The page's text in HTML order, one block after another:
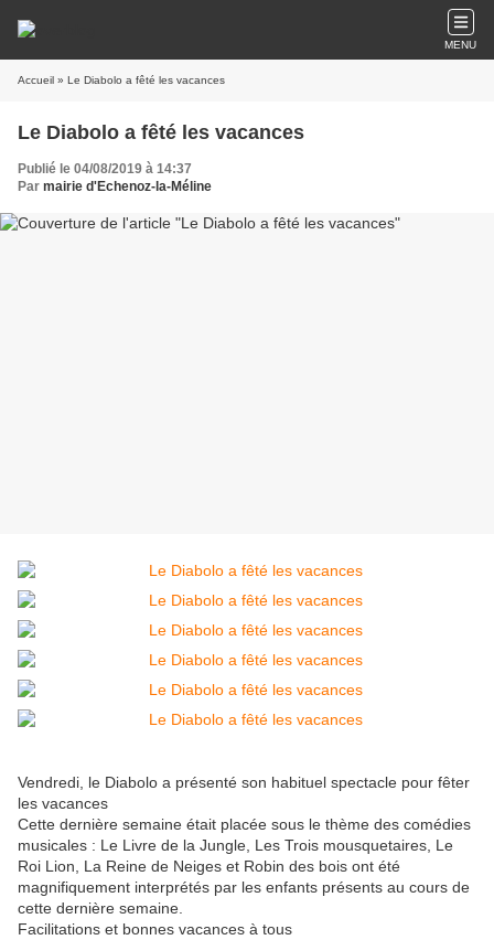
MENU
Accueil » Le Diabolo a fêté les vacances
Le Diabolo a fêté les vacances
Publié le 04/08/2019 à 14:37
Par mairie d'Echenoz-la-Méline
Vendredi, le Diabolo a présenté son habituel spectacle pour fêter
les vacances
Cette dernière semaine était placée sous le thème des comédies
musicales : Le Livre de la Jungle, Les Trois mousquetaires, Le
Roi Lion, La Reine de Neiges et Robin des bois ont été
magnifiquement interprétés par les enfants présents au cours de
cette dernière semaine.
Facilitations et bonnes vacances à tous